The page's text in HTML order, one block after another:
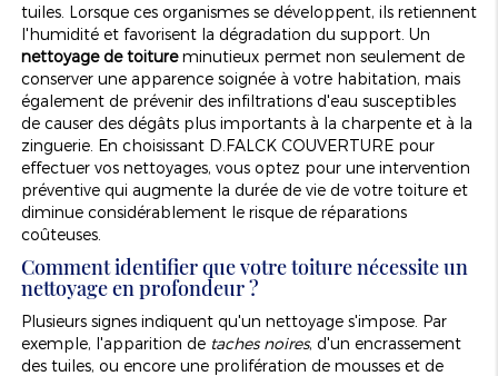
tuiles. Lorsque ces organismes se développent, ils retiennent
l'humidité et favorisent la dégradation du support. Un
nettoyage de toitureminutieux permet non seulement de
conserver une apparence soignée à votre habitation, mais
également de prévenir des infiltrations d'eau susceptibles
de causer des dégâts plus importants à la charpente et à la
zinguerie. En choisissant D.FALCK COUVERTURE pour
effectuer vos nettoyages, vous optez pour une intervention
préventive qui augmente la durée de vie de votre toiture et
diminue considérablement le risque de réparations
coûteuses.
Comment identifier que votre toiture nécessite un
nettoyage en profondeur ?
Plusieurs signes indiquent qu'un nettoyage s'impose. Par
exemple, l'apparition de taches noires, d'un encrassement
des tuiles, ou encore une prolifération de mousses et de